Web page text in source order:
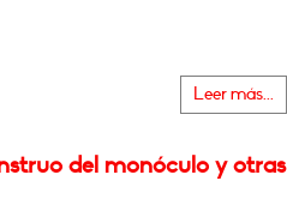
Leer más...
del monóculo y otras